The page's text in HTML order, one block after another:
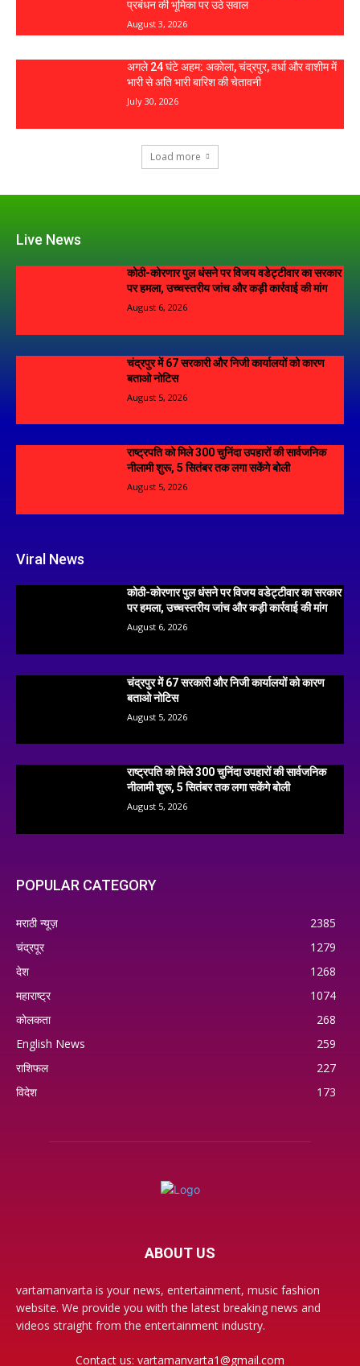
प्रबंधन की भूमिका पर उठे सवाल
August 3, 2026
अगले 24 घंटे अहम: अकोला, चंद्रपुर, वर्धा और वाशीम में
भारी से अति भारी बारिश की चेतावनी
July 30, 2026
Load more
Live News
कोठी-कोरणार पुल धंसने पर विजय वडेट्टीवार का सरकार
पर हमला, उच्चस्तरीय जांच और कड़ी कार्रवाई की मांग
August 6, 2026
चंद्रपुर में 67 सरकारी और निजी कार्यालयों को कारण
बताओ नोटिस
August 5, 2026
राष्ट्रपति को मिले 300 चुनिंदा उपहारों की सार्वजनिक
नीलामी शुरू, 5 सितंबर तक लगा सकेंगे बोली
August 5, 2026
Viral News
कोठी-कोरणार पुल धंसने पर विजय वडेट्टीवार का सरकार
पर हमला, उच्चस्तरीय जांच और कड़ी कार्रवाई की मांग
August 6, 2026
चंद्रपुर में 67 सरकारी और निजी कार्यालयों को कारण
बताओ नोटिस
August 5, 2026
राष्ट्रपति को मिले 300 चुनिंदा उपहारों की सार्वजनिक
नीलामी शुरू, 5 सितंबर तक लगा सकेंगे बोली
August 5, 2026
POPULAR CATEGORY
मराठी न्यूज़
2385
चंद्रपूर
1279
देश
1268
महाराष्ट्र
1074
कोलकता
268
English News
259
राशिफल
227
विदेश
173
ABOUT US
vartamanvarta is your news, entertainment, music fashion
website. We provide you with the latest breaking news and
videos straight from the entertainment industry.
Contact us: vartamanvarta1@gmail.com